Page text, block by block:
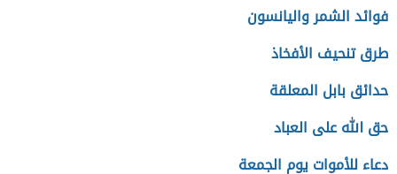
فوائد الشمر واليانسون
طرق تنحيف الأفخاذ
حدائق بابل المعلقة
حق الله على العباد
دعاء للأموات يوم الجمعة